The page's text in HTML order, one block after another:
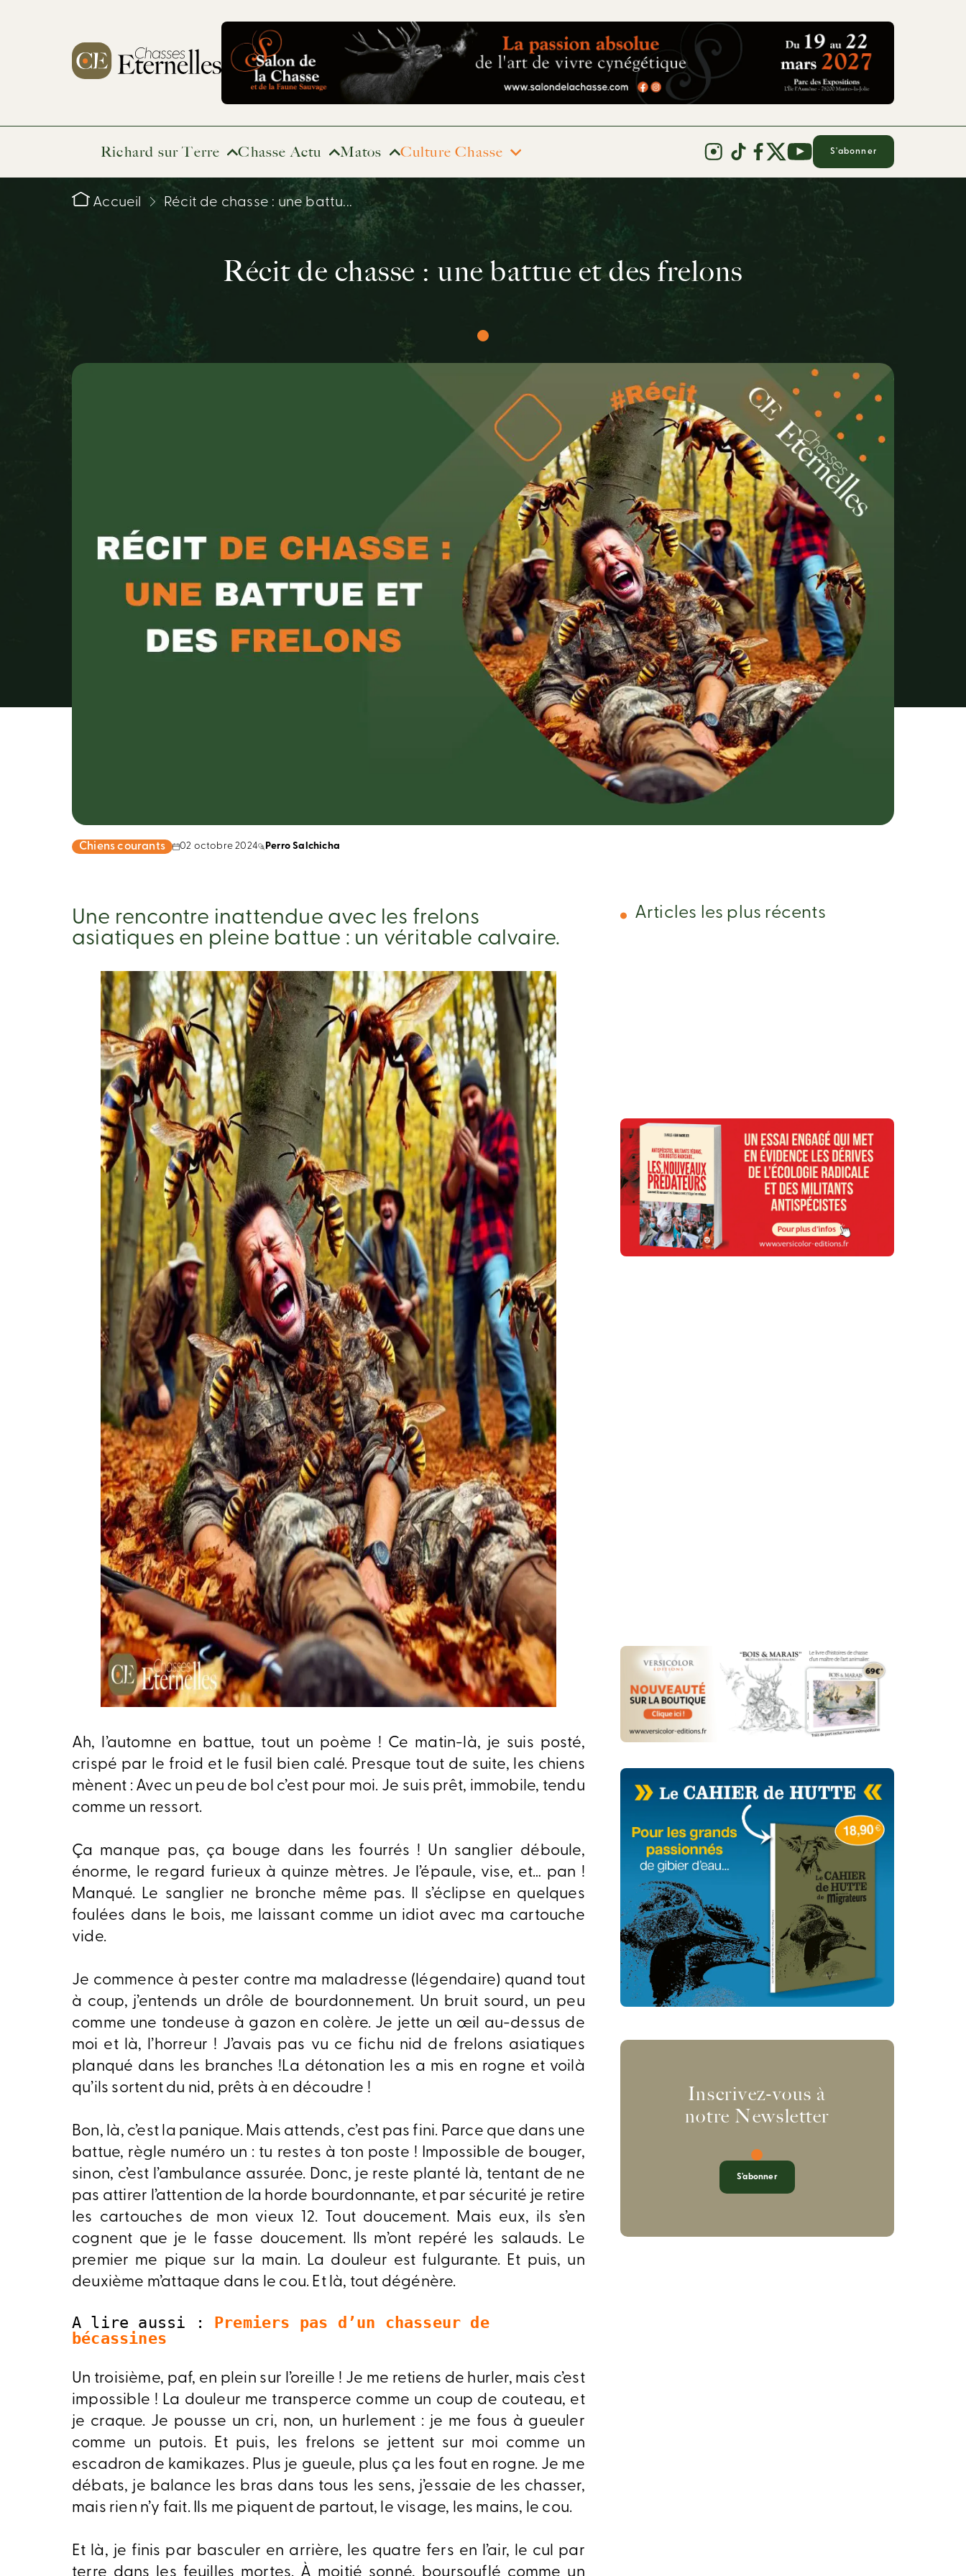
Richard sur Terre Chasse Actu Matos Culture Chasse S'abonner
Accueil Récit de chasse : une battu...
Récit de chasse : une battue et des frelons
Chiens courants 02 octobre 2024 Perro Salchicha
Une rencontre inattendue avec les frelons
asiatiques en pleine battue : un véritable calvaire.
Ah, l’automne en battue, tout un poème ! Ce matin-là, je suis posté,
crispé par le froid et le fusil bien calé. Presque tout de suite, les chiens
mènent : Avec un peu de bol c’est pour moi. Je suis prêt, immobile, tendu
comme un ressort.
Ça manque pas, ça bouge dans les fourrés ! Un sanglier déboule,
énorme, le regard furieux à quinze mètres. Je l’épaule, vise, et… pan !
Manqué. Le sanglier ne bronche même pas. Il s’éclipse en quelques
foulées dans le bois, me laissant comme un idiot avec ma cartouche
vide.
Je commence à pester contre ma maladresse (légendaire) quand tout
à coup, j’entends un drôle de bourdonnement. Un bruit sourd, un peu
comme une tondeuse à gazon en colère. Je jette un œil au-dessus de
moi et là, l’horreur ! J’avais pas vu ce fichu nid de frelons asiatiques
planqué dans les branches !La détonation les a mis en rogne et voilà
qu’ils sortent du nid, prêts à en découdre !
Bon, là, c’est la panique. Mais attends, c’est pas fini. Parce que dans une
battue, règle numéro un : tu restes à ton poste ! Impossible de bouger,
sinon, c’est l’ambulance assurée. Donc, je reste planté là, tentant de ne
pas attirer l’attention de la horde bourdonnante, et par sécurité je retire
les cartouches de mon vieux 12. Tout doucement. Mais eux, ils s’en
cognent que je le fasse doucement. Ils m’ont repéré les salauds. Le
premier me pique sur la main. La douleur est fulgurante. Et puis, un
deuxième m’attaque dans le cou. Et là, tout dégénère.
A lire aussi : Premiers pas d’un chasseur de
bécassines
Un troisième, paf, en plein sur l’oreille ! Je me retiens de hurler, mais c’est
impossible ! La douleur me transperce comme un coup de couteau, et
je craque. Je pousse un cri, non, un hurlement : je me fous à gueuler
comme un putois. Et puis, les frelons se jettent sur moi comme un
escadron de kamikazes. Plus je gueule, plus ça les fout en rogne. Je me
débats, je balance les bras dans tous les sens, j’essaie de les chasser,
mais rien n’y fait. Ils me piquent de partout, le visage, les mains, le cou.
Et là, je finis par basculer en arrière, les quatre fers en l’air, le cul par
Articles les plus récents
Inscrivez-vous à
notre Newsletter
S'abonner